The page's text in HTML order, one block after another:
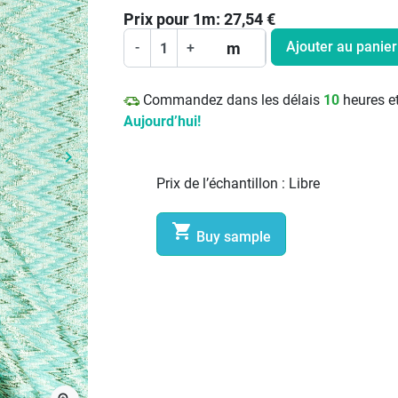
Prochain
keyboard_arrow_right
Prix pour 1m: 27,54€
- + m Ajouter au panier
Commandez dans les délais 10 heures
Aujourd’hui!
Prix de l’échantillon : Libre
 Buy sample